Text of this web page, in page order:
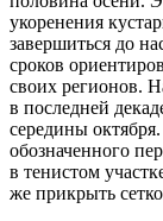
укоренения
завершиться до
сроков
своих регионов.
в последней
середины
обозначенного
в тенистом
же прикрыть